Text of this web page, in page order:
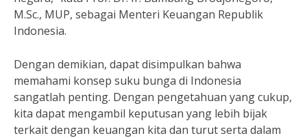
M.Sc., MUP, sebagai Menteri Keuangan Republik
Indonesia.
Dengan demikian, dapat disimpulkan bahwa
memahami konsep suku bunga di Indonesia
sangatlah penting. Dengan pengetahuan yang cukup,
kita dapat mengambil keputusan yang lebih bijak
terkait dengan keuangan kita dan turut serta dalam